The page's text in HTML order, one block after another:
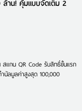
าน! คุ้มแบบจัดเต็ม 2
แกน QR Code รับสิทธิ์ขั้นแรก
นัลมูลค่าสูงสุด 100,000